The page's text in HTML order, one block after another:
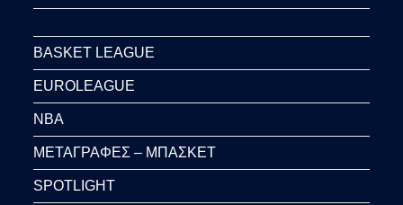
BASKET LEAGUE
EUROLEAGUE
NBA
ΜΕΤΑΓΡΑΦΕΣ – ΜΠΑΣΚΕΤ
SPOTLIGHT